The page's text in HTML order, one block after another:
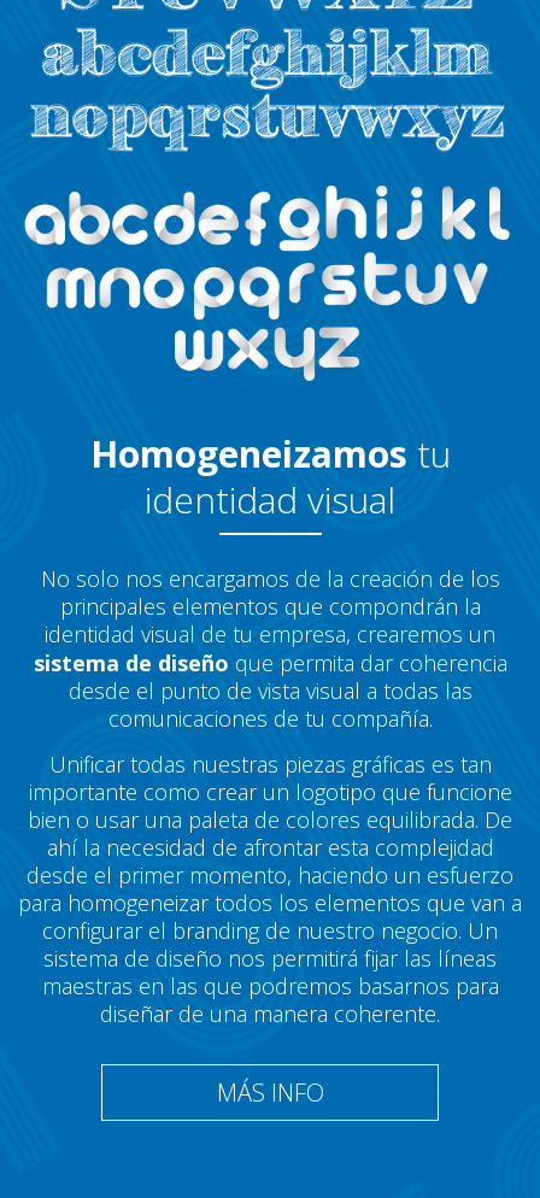
Homogeneizamos tu
identidad visual
No solo nos encargamos de la creación de los
principales elementos que compondrán la
identidad visual de tu empresa, crearemos un
sistema de diseño que permita dar coherencia
desde el punto de vista visual a todas las
comunicaciones de tu compañía.
Unificar todas nuestras piezas gráficas es tan
importante como crear un logotipo que funcione
bien o usar una paleta de colores equilibrada. De
ahí la necesidad de afrontar esta complejidad
desde el primer momento, haciendo un esfuerzo
para homogeneizar todos los elementos que van a
configurar el branding de nuestro negocio. Un
sistema de diseño nos permitirá fijar las líneas
maestras en las que podremos basarnos para
diseñar de una manera coherente.
MÁS INFO